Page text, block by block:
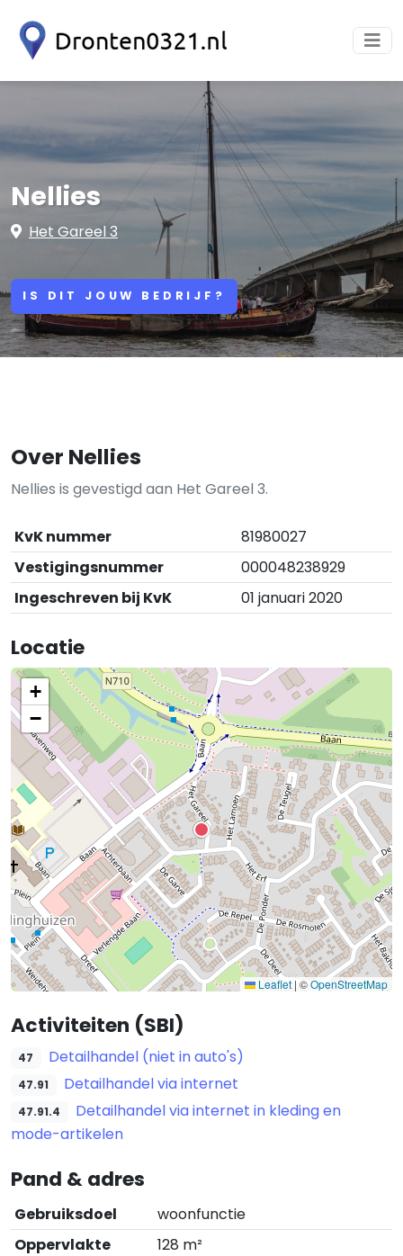
Nellies
Het Gareel 3
IS DIT JOUW BEDRIJF?
Over Nellies
Nellies is gevestigd aan Het Gareel 3.
KvK nummer
81980027
Vestigingsnummer
000048238929
Ingeschreven bij KvK
01 januari 2020
Locatie
+
−
Leaflet | ©OpenStreetMap
Activiteiten (SBI)
47 Detailhandel (niet in auto's)
47.91 Detailhandel via internet
47.91.4
Detailhandel via internet in kleding en
mode-artikelen
Pand & adres
Gebruiksdoel
woonfunctie
Oppervlakte
128 m²